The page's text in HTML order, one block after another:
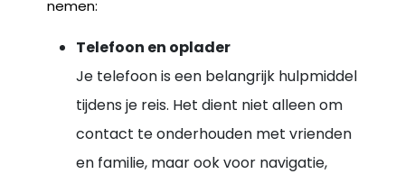
nemen:
Telefoon en oplader
Je telefoon is een belangrijk hulpmiddel
tijdens je reis. Het dient niet alleen om
contact te onderhouden met vrienden
en familie, maar ook voor navigatie,